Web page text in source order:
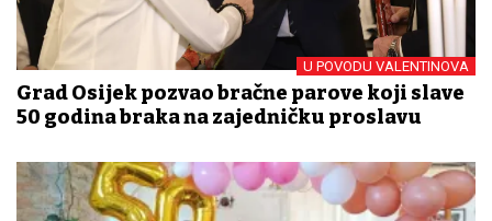
U POVODU VALENTINOVA
Grad Osijek pozvao bračne parove koji slave
50 godina braka na zajedničku proslavu